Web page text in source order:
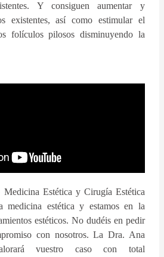
Y consiguen aumentar y
existentes, así como estimular el
folículos pilosos disminuyendo la
Estética y Cirugía Estética
medicina estética y estamos en la
estéticos. No dudéis en pedir
con nosotros. La Dra. Ana
vuestro caso con total